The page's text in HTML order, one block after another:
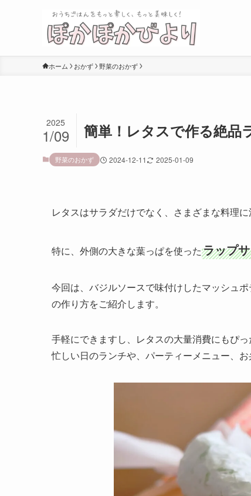
ホーム おかず 野菜のおかず
簡単！レタスで作る絶品
2025
1/09
野菜のおかず 2024-12-11 2025-01-09
レタスはサラダだけでなく、さまざまな料理に
特に、外側の大きな葉っぱを使ったラップ
今回は、バジルソースで味付けしたマッシュ
の作り方をご紹介します。
手軽にできますし、レタスの大量消費にもぴっ
忙しい日のランチや、パーティーメニュー、お